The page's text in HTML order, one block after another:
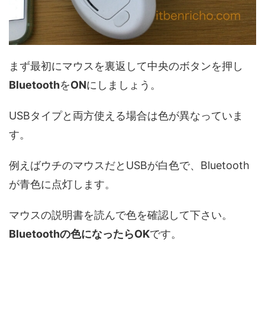
まず最初にマウスを裏返して中央のボタンを押し
BluetoothをONにしましょう。
USBタイプと両方使える場合は色が異なっていま
す。
例えばウチのマウスだとUSBが白色で、Bluetooth
が青色に点灯します。
マウスの説明書を読んで色を確認して下さい。
Bluetoothの色になったらOKです。